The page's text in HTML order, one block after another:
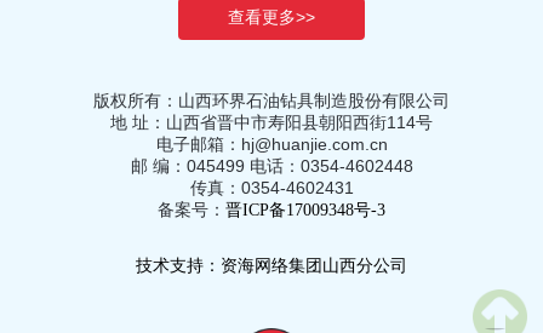
查看更多>>
版权所有：山西环界石油钻具制造股份有限公司
地 址：山西省晋中市寿阳县朝阳西街114号
电子邮箱：hj@huanjie.com.cn
邮 编： 045499 电话：0354-4602448
传真：0354-4602431
备案号： 晋ICP备17009348号-3
技术支持：资海网络集团山西分公司